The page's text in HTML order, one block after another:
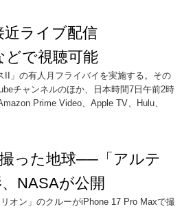
近ライブ配信
どで視聴可能
」の有人月フライバイを実施する。その
チャンネルのほか、日本時間7日午前2時
Prime Video、Apple TV、Hulu、
った地球──「アルテ
NASAが公開
オン」のクルーがiPhone 17 Pro Maxで撮